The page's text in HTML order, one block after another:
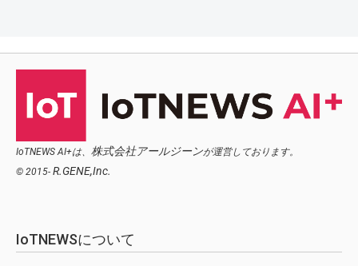
IoTNEWS AI+は、 株式会社アールジーンが運営しております。
© 2015- R.GENE,Inc.
IoTNEWSについて